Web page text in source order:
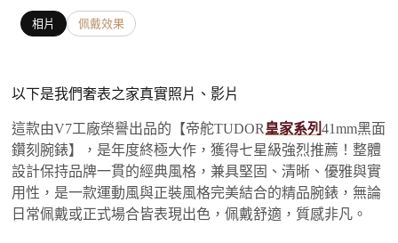
相片 佩戴效果
以下是我們奢表之家真實照片、影片
這款由V7工廠榮譽出品的【帝舵TUDOR 皇家系列41mm黑面
鑽刻腕錶】，是年度終極大作，獲得七星級強烈推薦！整體
設計保持品牌一貫的經典風格，兼具堅固、清晰、優雅與實
用性，是一款運動風與正裝風格完美結合的精品腕錶，無論
日常佩戴或正式場合皆表現出色，佩戴舒適，質感非凡。